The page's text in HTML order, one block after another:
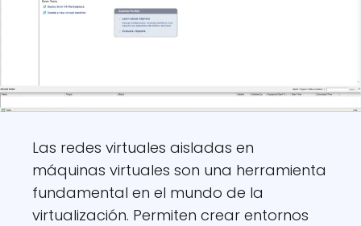
Las redes virtuales aisladas en
máquinas virtuales son una herramienta
fundamental en el mundo de la
virtualización. Permiten crear entornos